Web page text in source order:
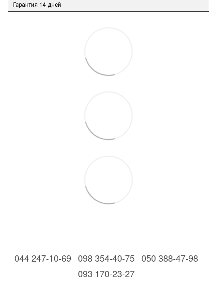
Гарантия 14 дней
044 247-10-69 098 354-40-75 050 388-47-98
093 170-23-27